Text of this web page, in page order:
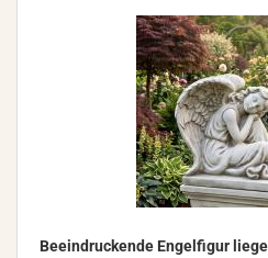
Be­ein­dru­cken­de En­gel­fi­gur